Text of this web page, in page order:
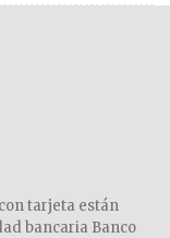
tarjeta están
bancaria Banco